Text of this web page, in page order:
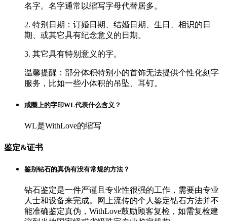
名字。名字通常以缩写字母代替居多。
2. 特别日期：订婚日期、结婚日期、生日、相识的日
期、或其它具有纪念意义的日期。
3. 其它具有特别意义的字。
温馨提醒：部分体积特别小的首饰无法提供个性化刻字
服务，比如一些小体积的吊坠、耳钉。
戒圈上的字印WL代表什么含义？
WL是WithLove的缩写
鉴定&证书
鉴别钻石的真伪有没有常规的方法？
钻石鉴定是一件严谨且专业性很强的工作，需要由专业
人士和设备来完成。网上流传的个人鉴定钻石方法并不
能准确鉴定真伪，WithLove鼓励顾客复检，如需复检建